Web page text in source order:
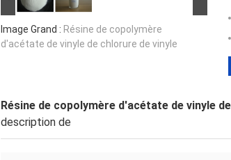
Image Grand : Résine de copolymère
d'acétate de vinyle de chlorure de vinyle
Résine de copolymère d'acétate de vinyle
description de